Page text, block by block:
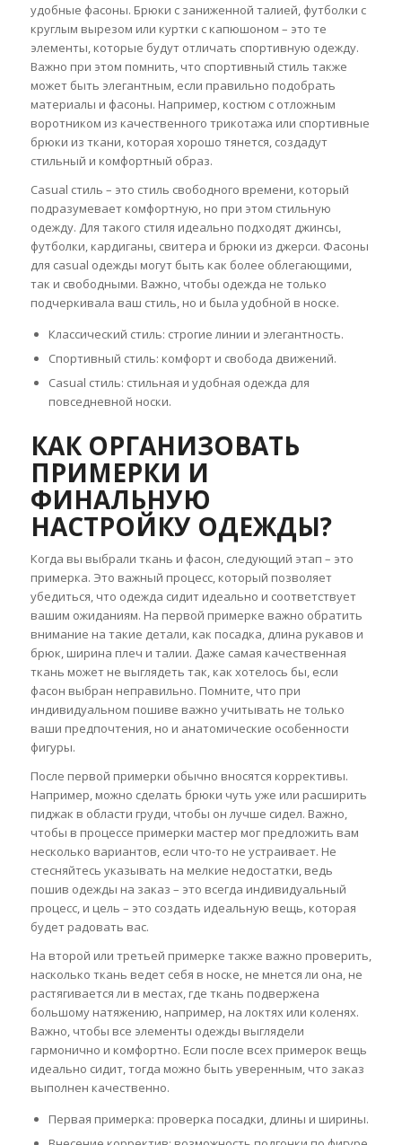
удобные фасоны. Брюки с заниженной талией, футболки с
круглым вырезом или куртки с капюшоном – это те
элементы, которые будут отличать спортивную одежду.
Важно при этом помнить, что спортивный стиль также
может быть элегантным, если правильно подобрать
материалы и фасоны. Например, костюм с отложным
воротником из качественного трикотажа или спортивные
брюки из ткани, которая хорошо тянется, создадут
стильный и комфортный образ.
Casual стиль – это стиль свободного времени, который
подразумевает комфортную, но при этом стильную
одежду. Для такого стиля идеально подходят джинсы,
футболки, кардиганы, свитера и брюки из джерси. Фасоны
для casual одежды могут быть как более облегающими,
так и свободными. Важно, чтобы одежда не только
подчеркивала ваш стиль, но и была удобной в носке.
Классический стиль: строгие линии и элегантность.
Спортивный стиль: комфорт и свобода движений.
Casual стиль: стильная и удобная одежда для
повседневной носки.
КАК ОРГАНИЗОВАТЬ
ПРИМЕРКИ И
ФИНАЛЬНУЮ
НАСТРОЙКУ ОДЕЖДЫ?
Когда вы выбрали ткань и фасон, следующий этап – это
примерка. Это важный процесс, который позволяет
убедиться, что одежда сидит идеально и соответствует
вашим ожиданиям. На первой примерке важно обратить
внимание на такие детали, как посадка, длина рукавов и
брюк, ширина плеч и талии. Даже самая качественная
ткань может не выглядеть так, как хотелось бы, если
фасон выбран неправильно. Помните, что при
индивидуальном пошиве важно учитывать не только
ваши предпочтения, но и анатомические особенности
фигуры.
После первой примерки обычно вносятся коррективы.
Например, можно сделать брюки чуть уже или расширить
пиджак в области груди, чтобы он лучше сидел. Важно,
чтобы в процессе примерки мастер мог предложить вам
несколько вариантов, если что-то не устраивает. Не
стесняйтесь указывать на мелкие недостатки, ведь
пошив одежды на заказ – это всегда индивидуальный
процесс, и цель – это создать идеальную вещь, которая
будет радовать вас.
На второй или третьей примерке также важно проверить,
насколько ткань ведет себя в носке, не мнется ли она, не
растягивается ли в местах, где ткань подвержена
большому натяжению, например, на локтях или коленях.
Важно, чтобы все элементы одежды выглядели
гармонично и комфортно. Если после всех примерок вещь
идеально сидит, тогда можно быть уверенным, что заказ
выполнен качественно.
Первая примерка: проверка посадки, длины и ширины.